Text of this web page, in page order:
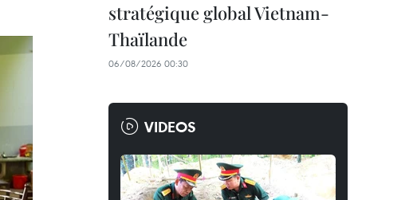
stratégique global Vietnam-
Thaïlande
06/08/2026 00:30
VIDEOS